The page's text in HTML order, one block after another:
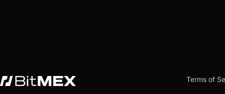
Terms of